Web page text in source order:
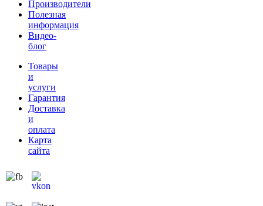
Производители
Полезная
информация
Видео-
блог
Товары
и
услуги
Гарантия
Доставка
и
оплата
Карта
сайта